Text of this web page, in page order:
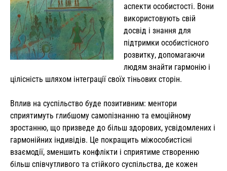
аспекти особистості. Вони
використовують свій
досвід і знання для
підтримки особистісного
розвитку, допомагаючи
людям знайти гармонію і
цілісність шляхом інтеграції своїх тіньових сторін.
Вплив на суспільство буде позитивним: ментори
сприятимуть глибшому самопізнанню та емоційному
зростанню, що призведе до більш здорових, усвідомлених і
гармонійних індивідів. Це покращить міжособистісні
взаємодії, зменшить конфлікти і сприятиме створенню
більш співчутливого та стійкого суспільства, де кожен